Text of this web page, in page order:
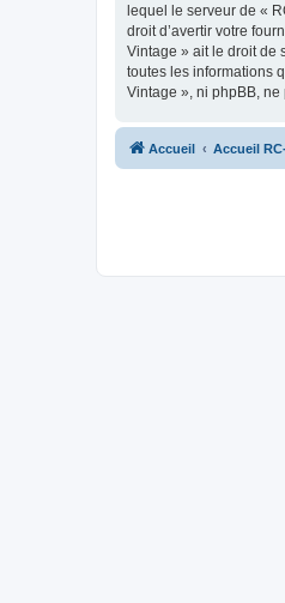
lequel le serveur de «
droit d’avertir votre
Vintage » ait le droit de
toutes les informations
Vintage », ni phpBB,
Accueil Accueil